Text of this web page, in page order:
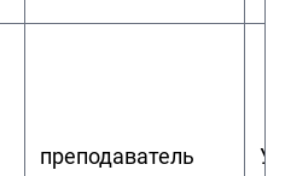
преподаватель